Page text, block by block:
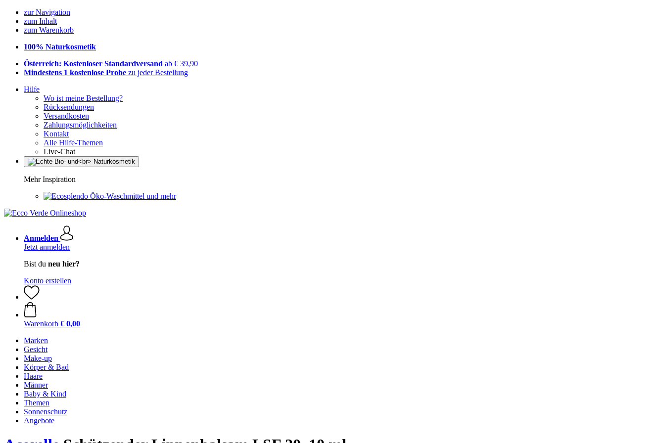
zur Navigation
zum Inhalt
zum Warenkorb
100% Naturkosmetik
Österreich: Kostenloser Standardversand ab € 39,90
Mindestens 1 kostenlose Probe zu jeder Bestellung
Hilfe
Wo ist meine Bestellung?
Rücksendungen
Versandkosten
Zahlungsmöglichkeiten
Kontakt
Alle Hilfe-Themen
Live-Chat
Mehr Inspiration
Öko-Waschmittel und mehr
Anmelden
Jetzt anmelden
Bist du neu hier?
Konto erstellen
Warenkorb € 0,00
Marken
Gesicht
Make-up
Körper & Bad
Haare
Männer
Baby & Kind
Themen
Sonnenschutz
Angebote